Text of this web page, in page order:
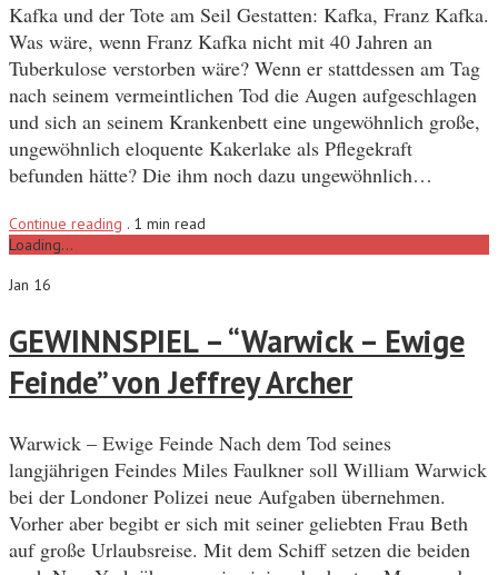
Kafka und der Tote am Seil Gestatten: Kafka, Franz Kafka.
Was wäre, wenn Franz Kafka nicht mit 40 Jahren an
Tuberkulose verstorben wäre? Wenn er stattdessen am Tag
nach seinem vermeintlichen Tod die Augen aufgeschlagen
und sich an seinem Krankenbett eine ungewöhnlich große,
ungewöhnlich eloquente Kakerlake als Pflegekraft
befunden hätte? Die ihm noch dazu ungewöhnlich…
Continue reading . 1 min read
Loading...
Jan 16
GEWINNSPIEL – “Warwick – Ewige
Feinde” von Jeffrey Archer
Warwick – Ewige Feinde Nach dem Tod seines
langjährigen Feindes Miles Faulkner soll William Warwick
bei der Londoner Polizei neue Aufgaben übernehmen.
Vorher aber begibt er sich mit seiner geliebten Frau Beth
auf große Urlaubsreise. Mit dem Schiff setzen die beiden